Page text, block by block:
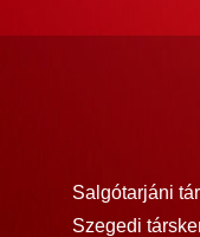
Salgótarjáni
Szegedi